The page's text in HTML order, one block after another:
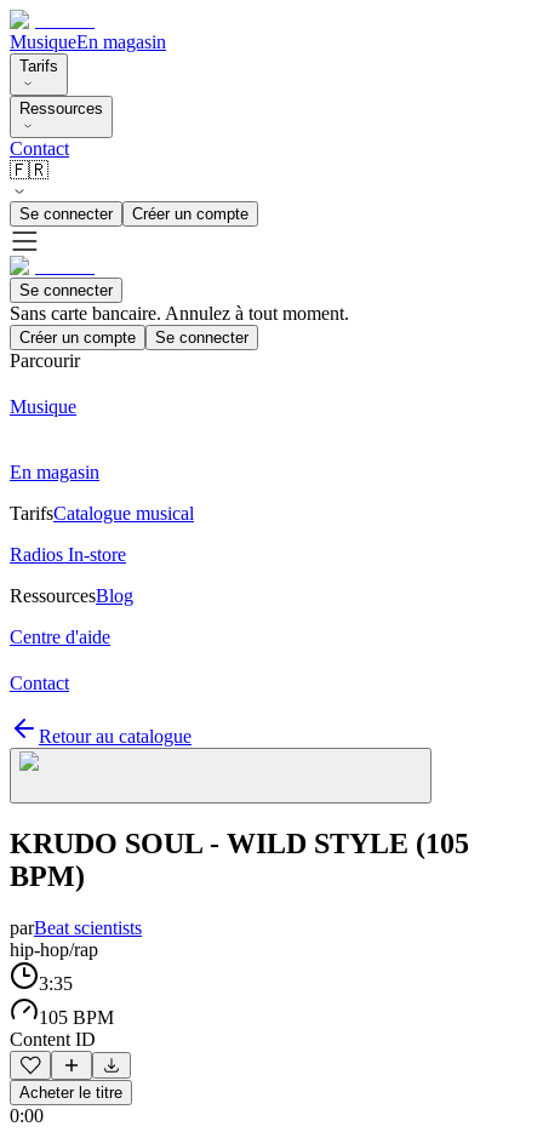
MusiqueEn magasin
Tarifs
Ressources
Contact
🇫🇷
Se connecter Créer un compte
Se connecter
Sans carte bancaire. Annulez à tout moment.
Créer un compte Se connecter
Parcourir
Musique
En magasin
TarifsCatalogue musical
Radios In-store
RessourcesBlog
Centre d'aide
Contact
Retour au catalogue
KRUDO SOUL - WILD STYLE (105
BPM)
parBeat scientists
hip-hop/rap
3:35
105 BPM
Content ID
Acheter le titre
0:00